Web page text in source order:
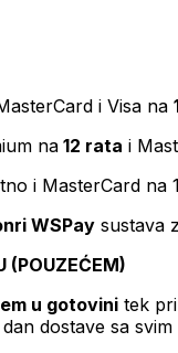
i Visa na
na 12 rata i
i MasterCard na
WSPay sustava
(POUZEĆEM)
u gotovini tek
dostave sa svim